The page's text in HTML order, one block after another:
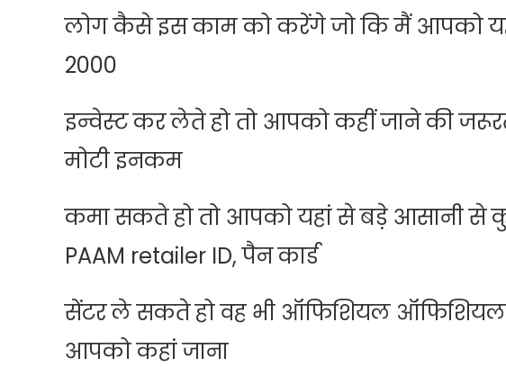
लोग कैसे इस काम को करेंगे जो कि मैं आपको
2000
इन्वेस्ट कर लेते हो तो आपको कहीं जाने की
मोटी इनकम
कमा सकते हो तो आपको यहां से बड़े आसानी से
PAAM retailer ID, पैन कार्ड
सेंटर ले सकते हो वह भी ऑफिशियल ऑफिशियल
आपको कहां जाना